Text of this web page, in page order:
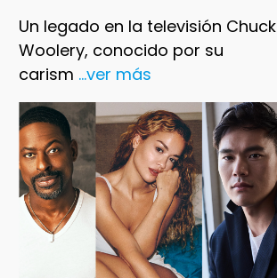
Un legado en la televisión Chuck
Woolery, conocido por su
carism ...ver más